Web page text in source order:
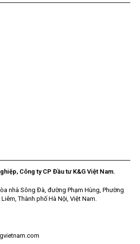
Công ty CP Đầu tư K&G Việt Nam.
nhà Sông Đà, đường Phạm Hùng, Phường
Thành phố Hà Nội, Việt Nam.